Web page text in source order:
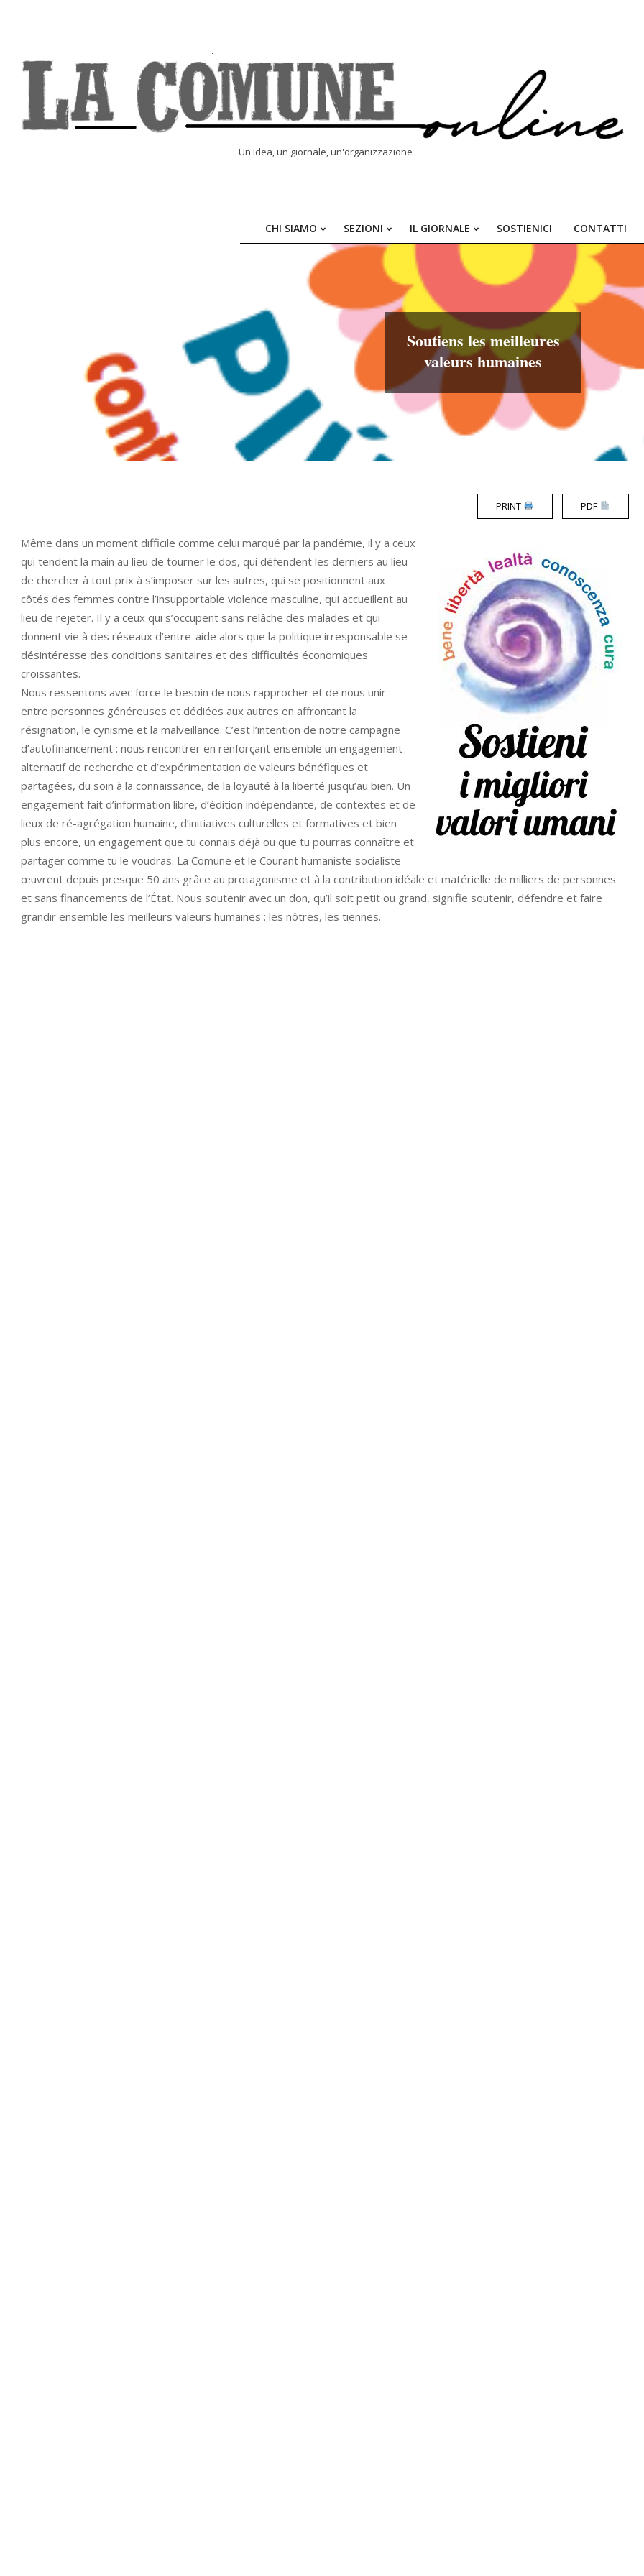
Un'idea, un giornale, un'organizzazione
Primary
Navigation
CHI SIAMO SEZIONI IL GIORNALE SOSTIENICI CONTATTI
Soutiens les meilleures
valeurs humaines
PRINT PDF
Même dans un moment difficile comme celui marqué par la pandémie, il y a ceux
qui tendent la main au lieu de tourner le dos, qui défendent les derniers au lieu
de chercher à tout prix à s’imposer sur les autres, qui se positionnent aux
côtés des femmes contre l’insupportable violence masculine, qui accueillent au
lieu de rejeter. Il y a ceux qui s’occupent sans relâche des malades et qui
donnent vie à des réseaux d’entre-aide alors que la politique irresponsable se
désintéresse des conditions sanitaires et des difficultés économiques
croissantes.
Nous ressentons avec force le besoin de nous rapprocher et de nous unir
entre personnes généreuses et dédiées aux autres en affrontant la
résignation, le cynisme et la malveillance. C’est l’intention de notre campagne
d’autofinancement : nous rencontrer en renforçant ensemble un engagement
alternatif de recherche et d’expérimentation de valeurs bénéfiques et
partagées, du soin à la connaissance, de la loyauté à la liberté jusqu’au bien. Un
engagement fait d’information libre, d’édition indépendante, de contextes et de
lieux de ré-agrégation humaine, d’initiatives culturelles et formatives et bien
plus encore, un engagement que tu connais déjà ou que tu pourras connaître et
partager comme tu le voudras. La Comune et le Courant humaniste socialiste
œuvrent depuis presque 50 ans grâce au protagonisme et à la contribution idéale et matérielle de milliers de personnes
et sans financements de l’État. Nous soutenir avec un don, qu’il soit petit ou grand, signifie soutenir, défendre et faire
grandir ensemble les meilleurs valeurs humaines : les nôtres, les tiennes.